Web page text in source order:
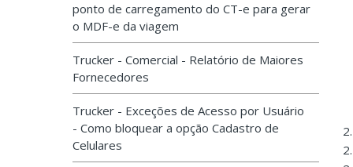
ponto de carregamento do CT-e para gerar
o MDF-e da viagem
Trucker - Comercial - Relatório de Maiores
Fornecedores
Trucker - Exceções de Acesso por Usuário
- Como bloquear a opção Cadastro de
Celulares